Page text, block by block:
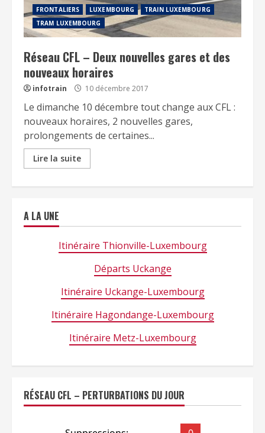
FRONTALIERS LUXEMBOURG
TRAIN LUXEMBOURG
TRAM LUXEMBOURG
Réseau CFL – Deux nouvelles gares et des
nouveaux horaires
infotrain 10 décembre 2017
Le dimanche 10 décembre tout change aux CFL :
nouveaux horaires, 2 nouvelles gares,
prolongements de certaines...
Lire la suite
A LA UNE
Itinéraire Thionville-Luxembourg
Départs Uckange
Itinéraire Uckange-Luxembourg
Itinéraire Hagondange-Luxembourg
Itinéraire Metz-Luxembourg
RÉSEAU CFL – PERTURBATIONS DU JOUR